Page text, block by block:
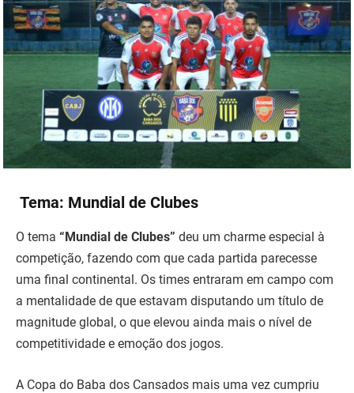
Tema: Mundial de Clubes
O tema “Mundial de Clubes” deu um charme especial à
competição, fazendo com que cada partida parecesse
uma final continental. Os times entraram em campo com
a mentalidade de que estavam disputando um título de
magnitude global, o que elevou ainda mais o nível de
competitividade e emoção dos jogos.
A Copa do Baba dos Cansados mais uma vez cumpriu